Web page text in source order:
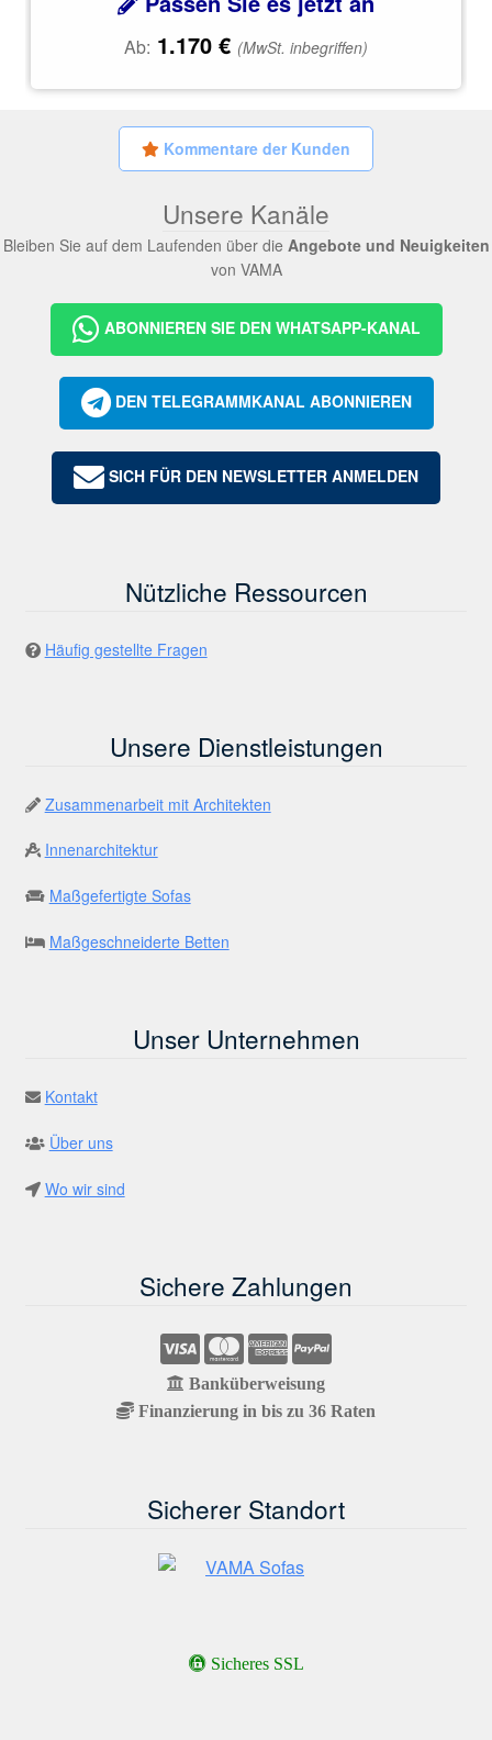
Ab: 1.170 € (MwSt. inbegriffen)
Kommentare der Kunden
Unsere Kanäle
Bleiben Sie auf dem Laufenden über die Angebote und Neuigkeiten
von VAMA
ABONNIEREN SIE DEN WHATSAPP-KANAL
DEN TELEGRAMMKANAL ABONNIEREN
SICH FÜR DEN NEWSLETTER ANMELDEN
Nützliche Ressourcen
Häufig gestellte Fragen
Unsere Dienstleistungen
Zusammenarbeit mit Architekten
Innenarchitektur
Maßgefertigte Sofas
Maßgeschneiderte Betten
Unser Unternehmen
Kontakt
Über uns
Wo wir sind
Sichere Zahlungen
Banküberweisung
Finanzierung in bis zu 36 Raten
Sicherer Standort
Sicheres SSL